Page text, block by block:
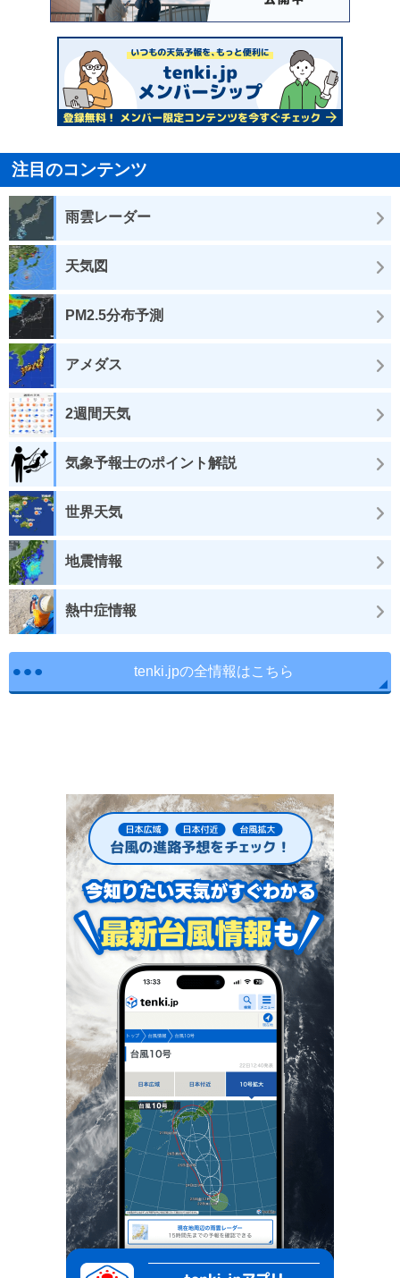
注目のコンテンツ
雨雲レーダー
天気図
PM2.5分布予測
アメダス
2週間天気
気象予報士のポイント解説
世界天気
地震情報
熱中症情報
tenki.jpの全情報はこちら